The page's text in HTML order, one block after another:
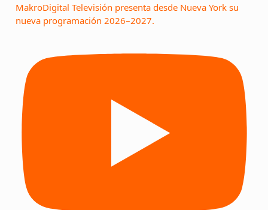
MakroDigital Televisión presenta desde Nueva York su
nueva programación 2026–2027.